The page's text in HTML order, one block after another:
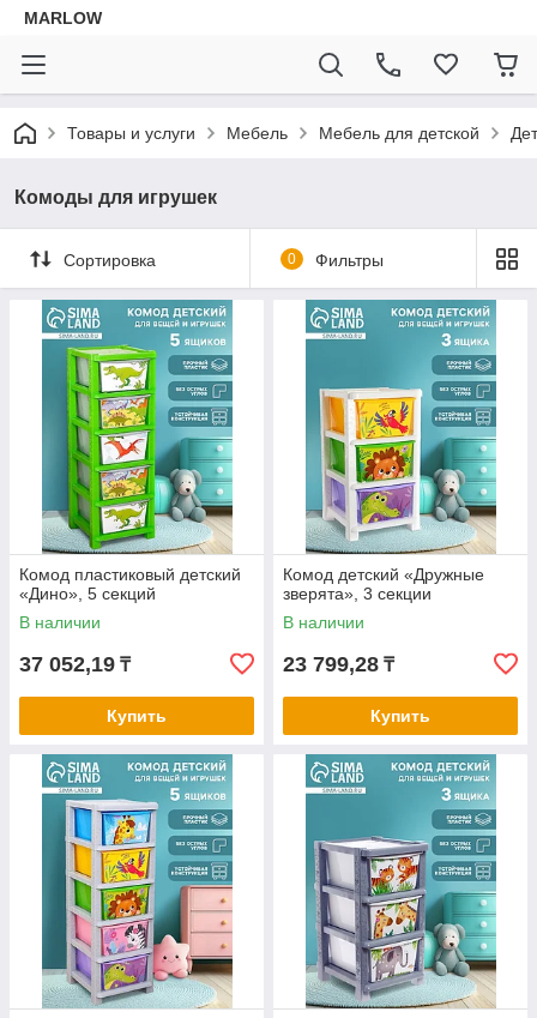
MARLOW
Товары и услуги Мебель Мебель для детской
Комоды для игрушек
Сортировка 0 Фильтры
Комод пластиковый детский
«Дино», 5 секций
В наличии
37 052,19 ₸
Купить
Комод детский «Дружные
зверята», 3 секции
В наличии
23 799,28 ₸
Купить